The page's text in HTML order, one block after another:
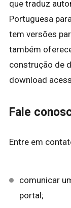
que traduz
Portuguesa
tem versões
também
construção de
download
Fale
Entre em
comunicar
portal;